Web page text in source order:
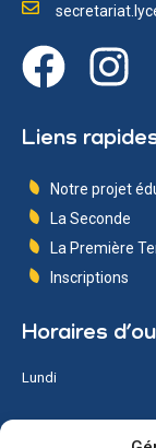
Liens
Notre projet
La Seconde
La Première
Inscriptions
Horaires
Lundi